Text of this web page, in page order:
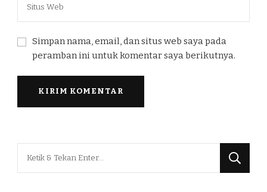
Simpan nama, email, dan situs web saya pada
peramban ini untuk komentar saya berikutnya.
Mencari